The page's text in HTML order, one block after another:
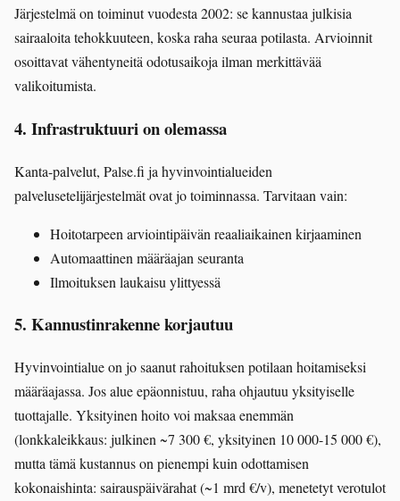
Järjestelmä on toiminut vuodesta 2002: se kannustaa julkisia
sairaaloita tehokkuuteen, koska raha seuraa potilasta. Arvioinnit
osoittavat vähentyneitä odotusaikoja ilman merkittävää
valikoitumista.
4. Infrastruktuuri on olemassa
Kanta-palvelut, Palse.fi ja hyvinvointialueiden
palvelusetelijärjestelmät ovat jo toiminnassa. Tarvitaan vain:
Hoitotarpeen arviointipäivän reaaliaikainen kirjaaminen
Automaattinen määräajan seuranta
Ilmoituksen laukaisu ylittyessä
5. Kannustinrakenne korjautuu
Hyvinvointialue on jo saanut rahoituksen potilaan hoitamiseksi
määräajassa. Jos alue epäonnistuu, raha ohjautuu yksityiselle
tuottajalle. Yksityinen hoito voi maksaa enemmän
(lonkkaleikkaus: julkinen ~7 300 €, yksityinen 10 000-15 000 €),
mutta tämä kustannus on pienempi kuin odottamisen
kokonaishinta: sairauspäivärahat (~1 mrd €/v), menetetyt verotulot